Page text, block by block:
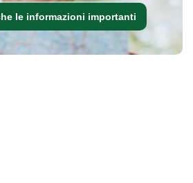
le informazioni importanti